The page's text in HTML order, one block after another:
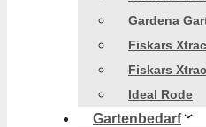
Gardena
Fiskars
Fiskars
Ideal Rode
Gartenbedarf